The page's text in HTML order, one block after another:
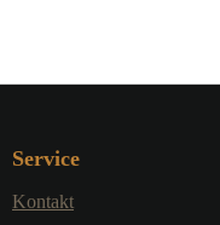
Service
Kontakt